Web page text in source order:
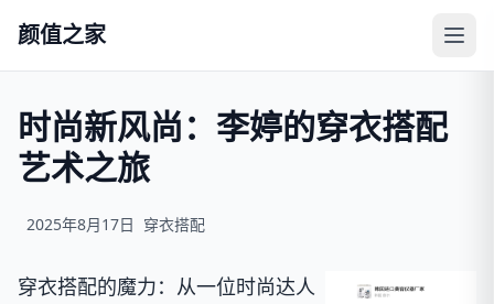
颜值之家
时尚新风尚：李婷的穿衣搭配
艺术之旅
2025年8月17日 穿衣搭配
穿衣搭配的魔力：从一位时尚达人